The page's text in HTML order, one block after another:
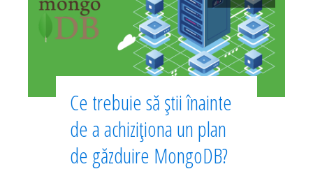
Ce trebuie să știi înainte
de a achiziționa un plan
de găzduire MongoDB?